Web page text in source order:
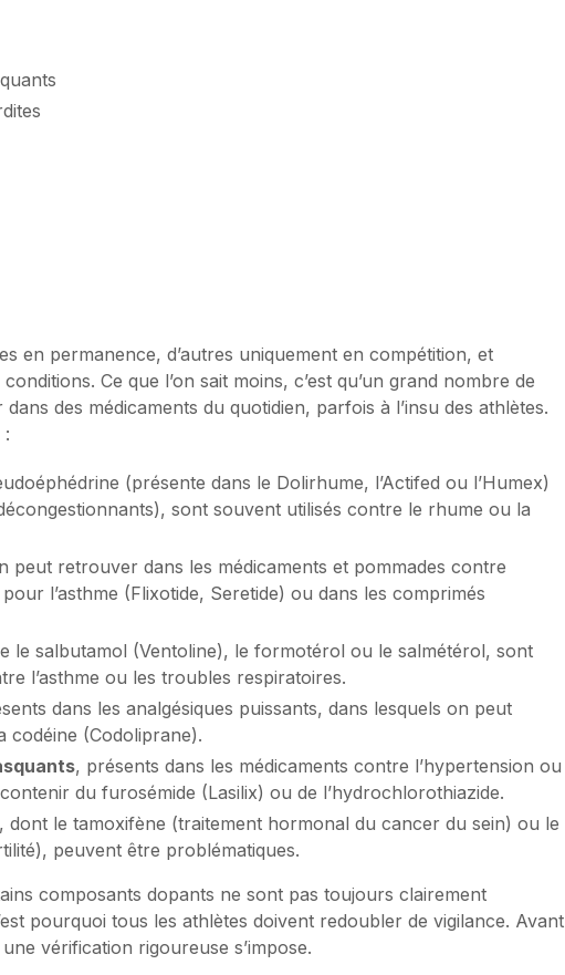
en permanence, d’autres uniquement en compétition, et
Ce que l’on sait moins, c’est qu’un grand nombre de
des médicaments du quotidien, parfois à l’insu des athlètes.
:
(présente dans le Dolirhume, l’Actifed ou l’Humex)
sont souvent utilisés contre le rhume ou la
peut retrouver dans les médicaments et pommades contre
l’asthme (Flixotide, Seretide) ou dans les comprimés
le salbutamol (Ventoline), le formotérol ou le salmétérol, sont
l’asthme ou les troubles respiratoires.
dans les analgésiques puissants, dans lesquels on peut
codéine (Codoliprane).
, présents dans les médicaments contre l’hypertension ou
du furosémide (Lasilix) ou de l’hydrochlorothiazide.
, dont le tamoxifène (traitement hormonal du cancer du sein) ou le
peuvent être problématiques.
composants dopants ne sont pas toujours clairement
pourquoi tous les athlètes doivent redoubler de vigilance. Avant
vérification rigoureuse s’impose.